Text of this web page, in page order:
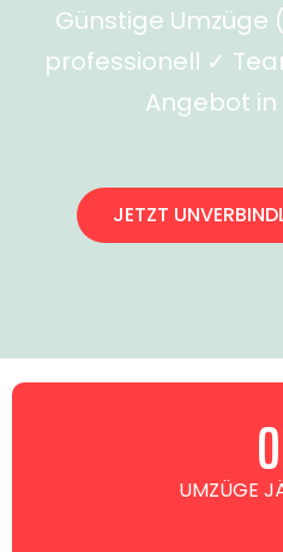
Günstige Umzüge
professionell ✓
Angebot in
JETZT
UMZÜGE0